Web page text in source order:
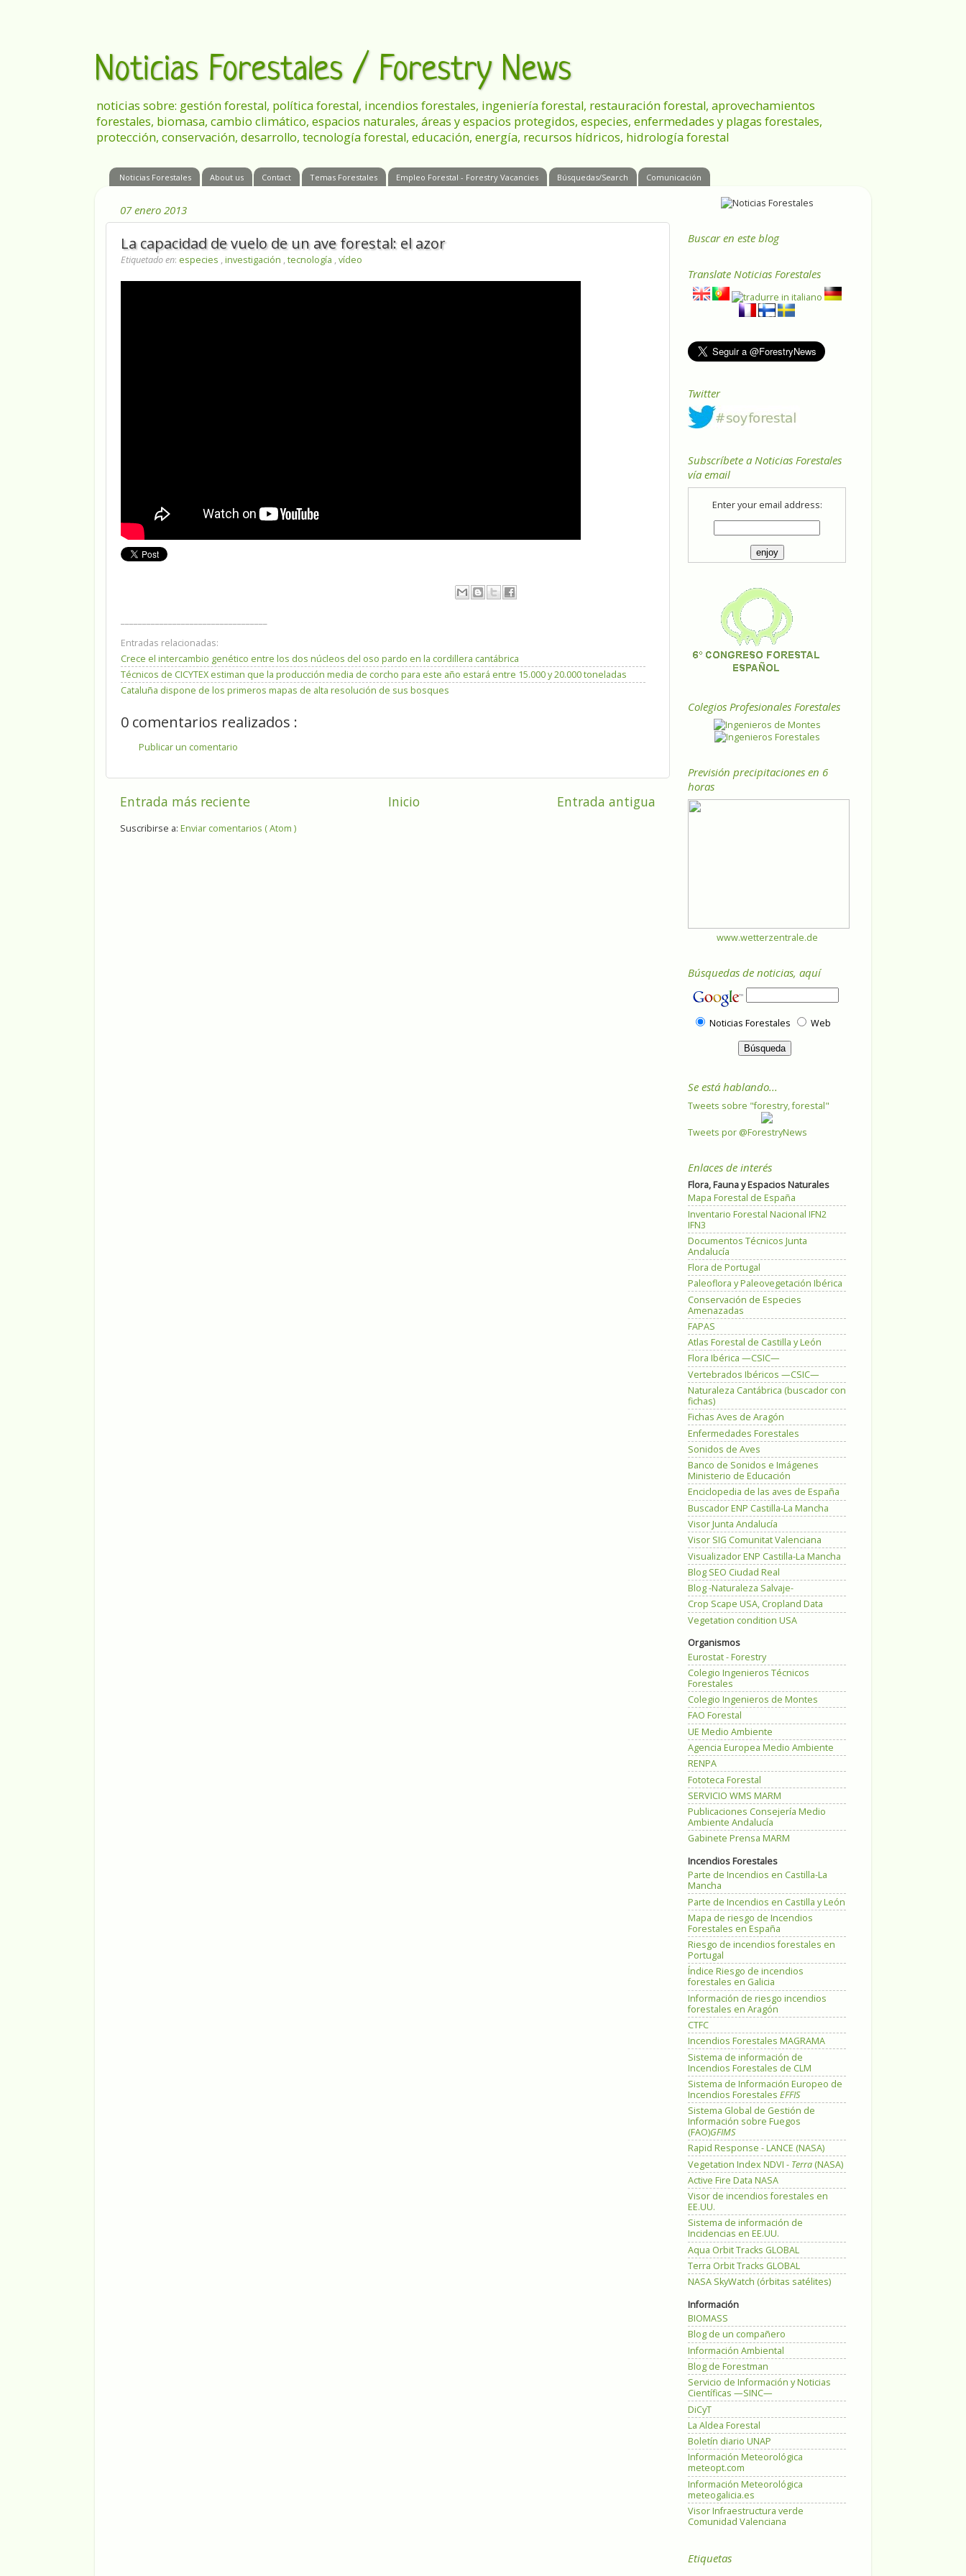
Noticias Forestales / Forestry News
noticias sobre: gestión forestal, política forestal, incendios forestales, ingeniería forestal, restauración forestal, aprovechamientos
forestales, biomasa, cambio climático, espacios naturales, áreas y espacios protegidos, especies, enfermedades y plagas forestales,
protección, conservación, desarrollo, tecnología forestal, educación, energía, recursos hídricos, hidrología forestal
Noticias Forestales About us Contact Temas Forestales Empleo Forestal - Forestry Vacancies Búsquedas/Search Comunicación
07 enero 2013
La capacidad de vuelo de un ave forestal: el azor
Etiquetado en: especies , investigación , tecnología , vídeo
Entradas relacionadas:
Crece el intercambio genético entre los dos núcleos del oso pardo en la cordillera cantábrica
Técnicos de CICYTEX estiman que la producción media de corcho para este año estará entre 15.000 y 20.000 toneladas
Cataluña dispone de los primeros mapas de alta resolución de sus bosques
0 comentarios realizados :
Publicar un comentario
Entrada más reciente Entrada antigua
Inicio
Suscribirse a: Enviar comentarios ( Atom )
Buscar en este blog
Translate Noticias Forestales
Twitter
Subscríbete a Noticias Forestales
vía email
Enter your email address:
Colegios Profesionales Forestales
Previsión precipitaciones en 6
horas
www.wetterzentrale.de
Búsquedas de noticias, aquí
Noticias Forestales Web
Se está hablando...
Tweets sobre "forestry, forestal"
Tweets por @ForestryNews
Enlaces de interés
Flora, Fauna y Espacios Naturales
Mapa Forestal de España
Inventario Forestal Nacional IFN2
IFN3
Documentos Técnicos Junta
Andalucía
Flora de Portugal
Paleoflora y Paleovegetación Ibérica
Conservación de Especies
Amenazadas
FAPAS
Atlas Forestal de Castilla y León
Flora Ibérica —CSIC—
Vertebrados Ibéricos —CSIC—
Naturaleza Cantábrica (buscador con
fichas)
Fichas Aves de Aragón
Enfermedades Forestales
Sonidos de Aves
Banco de Sonidos e Imágenes
Ministerio de Educación
Enciclopedia de las aves de España
Buscador ENP Castilla-La Mancha
Visor Junta Andalucía
Visor SIG Comunitat Valenciana
Visualizador ENP Castilla-La Mancha
Blog SEO Ciudad Real
Blog -Naturaleza Salvaje-
Crop Scape USA, Cropland Data
Vegetation condition USA
Organismos
Eurostat - Forestry
Colegio Ingenieros Técnicos
Forestales
Colegio Ingenieros de Montes
FAO Forestal
UE Medio Ambiente
Agencia Europea Medio Ambiente
RENPA
Fototeca Forestal
SERVICIO WMS MARM
Publicaciones Consejería Medio
Ambiente Andalucía
Gabinete Prensa MARM
Incendios Forestales
Parte de Incendios en Castilla-La
Mancha
Parte de Incendios en Castilla y León
Mapa de riesgo de Incendios
Forestales en España
Riesgo de incendios forestales en
Portugal
Índice Riesgo de incendios
forestales en Galicia
Información de riesgo incendios
forestales en Aragón
CTFC
Incendios Forestales MAGRAMA
Sistema de información de
Incendios Forestales de CLM
Sistema de Información Europeo de
Incendios Forestales EFFIS
Sistema Global de Gestión de
Información sobre Fuegos
(FAO)GFIMS
Rapid Response - LANCE (NASA)
Vegetation Index NDVI - Terra (NASA)
Active Fire Data NASA
Visor de incendios forestales en
EE.UU.
Sistema de información de
Incidencias en EE.UU.
Aqua Orbit Tracks GLOBAL
Terra Orbit Tracks GLOBAL
NASA SkyWatch (órbitas satélites)
Información
BIOMASS
Blog de un compañero
Información Ambiental
Blog de Forestman
Servicio de Información y Noticias
Científicas —SINC—
DiCyT
La Aldea Forestal
Boletín diario UNAP
Información Meteorológica
meteopt.com
Información Meteorológica
meteogalicia.es
Visor Infraestructura verde
Comunidad Valenciana
Etiquetas